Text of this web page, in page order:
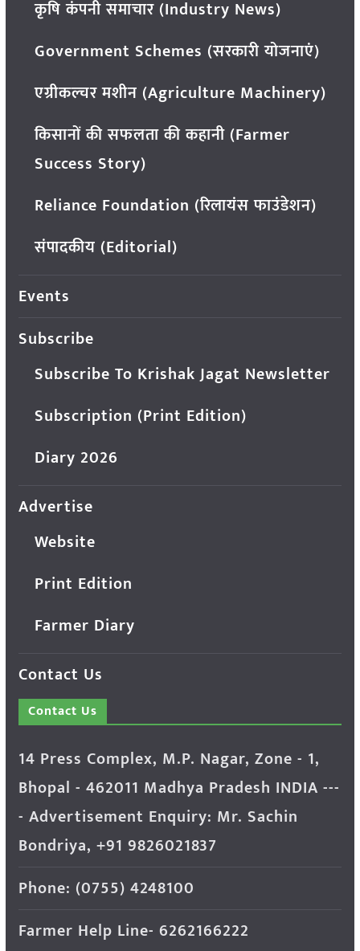
कृषि कंपनी समाचार (Industry News)
Government Schemes (सरकारी योजनाएं)
एग्रीकल्चर मशीन (Agriculture Machinery)
किसानों की सफलता की कहानी (Farmer
Success Story)
Reliance Foundation (रिलायंस फाउंडेशन)
संपादकीय (Editorial)
Events
Subscribe
Subscribe To Krishak Jagat Newsletter
Subscription (Print Edition)
Diary 2026
Advertise
Website
Print Edition
Farmer Diary
Contact Us
Contact Us
14 Press Complex, M.P. Nagar, Zone - 1,
Bhopal - 462011 Madhya Pradesh INDIA ---
- Advertisement Enquiry: Mr. Sachin
Bondriya, +91 9826021837
Phone: (0755) 4248100
Farmer Help Line- 6262166222